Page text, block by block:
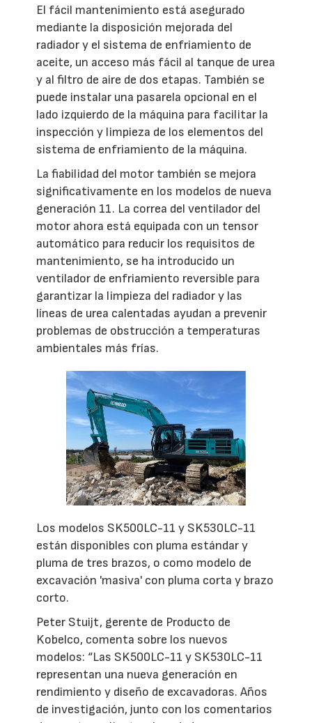
El fácil mantenimiento está asegurado
mediante la disposición mejorada del
radiador y el sistema de enfriamiento de
aceite, un acceso más fácil al tanque de urea
y al filtro de aire de dos etapas. También se
puede instalar una pasarela opcional en el
lado izquierdo de la máquina para facilitar la
inspección y limpieza de los elementos del
sistema de enfriamiento de la máquina.
La fiabilidad del motor también se mejora
significativamente en los modelos de nueva
generación 11. La correa del ventilador del
motor ahora está equipada con un tensor
automático para reducir los requisitos de
mantenimiento, se ha introducido un
ventilador de enfriamiento reversible para
garantizar la limpieza del radiador y las
líneas de urea calentadas ayudan a prevenir
problemas de obstrucción a temperaturas
ambientales más frías.
Los modelos SK500LC-11 y SK530LC-11
están disponibles con pluma estándar y
pluma de tres brazos, o como modelo de
excavación 'masiva' con pluma corta y brazo
corto.
Peter Stuijt, gerente de Producto de
Kobelco, comenta sobre los nuevos
modelos: “Las SK500LC-11 y SK530LC-11
representan una nueva generación en
rendimiento y diseño de excavadoras. Años
de investigación, junto con los comentarios